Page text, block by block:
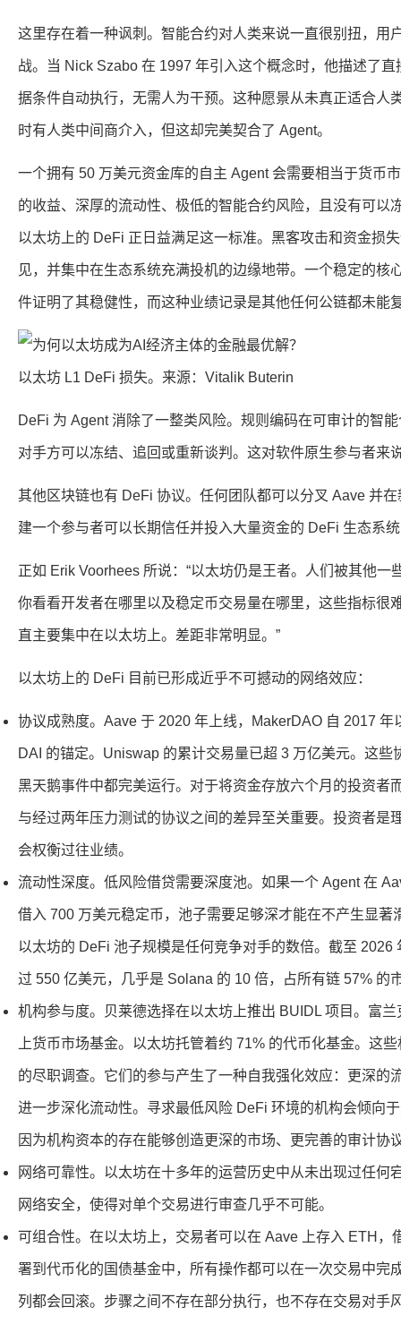
这里存在着一种讽刺。智能合约对人类来说一直很别扭，用
战。当 Nick Szabo 在 1997 年引入这个概念时，他描述了
据条件自动执行，无需人为干预。这种愿景从未真正适合人
时有人类中间商介入，但这却完美契合了 Agent。
一个拥有 50 万美元资金库的自主 Agent 会需要相当于货币
的收益、深厚的流动性、极低的智能合约风险，且没有可以
以太坊上的 DeFi 正日益满足这一标准。黑客攻击和资金损
见，并集中在生态系统充满投机的边缘地带。一个稳定的核
件证明了其稳健性，而这种业绩记录是其他任何公链都未能
以太坊 L1 DeFi 损失。来源：Vitalik Buterin
DeFi 为 Agent 消除了一整类风险。规则编码在可审计的智
对手方可以冻结、追回或重新谈判。这对软件原生参与者来
其他区块链也有 DeFi 协议。任何团队都可以分叉 Aave 并
建一个参与者可以长期信任并投入大量资金的 DeFi 生态系
正如 Erik Voorhees 所说：“以太坊仍是王者。人们被其他一
你看看开发者在哪里以及稳定币交易量在哪里，这些指标很
直主要集中在以太坊上。差距非常明显。”
以太坊上的 DeFi 目前已形成近乎不可撼动的网络效应：
协议成熟度。Aave 于 2020 年上线，MakerDAO 自 2017
DAI 的锚定。Uniswap 的累计交易量已超 3 万亿美元。这些
黑天鹅事件中都完美运行。对于将资金存放六个月的投资者
与经过两年压力测试的协议之间的差异至关重要。投资者是
会权衡过往业绩。
流动性深度。低风险借贷需要深度池。如果一个 Agent 在
借入 700 万美元稳定币，池子需要足够深才能在不产生显著
以太坊的 DeFi 池子规模是任何竞争对手的数倍。截至 2026
过 550 亿美元，几乎是 Solana 的 10 倍，占所有链 57% 的
机构参与度。贝莱德选择在以太坊上推出 BUIDL 项目。富
上货币市场基金。以太坊托管着约 71% 的代币化基金。这
的尽职调查。它们的参与产生了一种自我强化效应：更深的
进一步深化流动性。寻求最低风险 DeFi 环境的机构会倾向
因为机构资本的存在能够创造更深的市场、更完善的审计协
网络可靠性。以太坊在十多年的运营历史中从未出现过任何
网络安全，使得对单个交易进行审查几乎不可能。
可组合性。在以太坊上，交易者可以在 Aave 上存入 ETH，
署到代币化的国债基金中，所有操作都可以在一次交易中完
列都会回滚。步骤之间不存在部分执行，也不存在交易对手